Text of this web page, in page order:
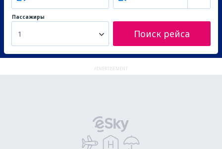
Пассажиры
1 Поиск рейса
ADVERTISEMENT